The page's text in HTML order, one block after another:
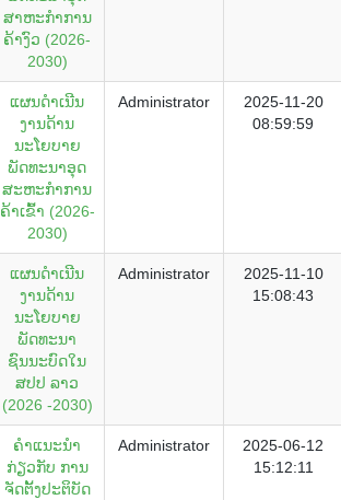
ສາຫະກໍາການ
ຄ້າງົວ (2026-
2030)
ແຜນດໍາເນີນ
ງານດ້ານ
ນະໂຍບາຍ
ພັດທະນາອຸດ
ສະຫະກໍາການ
ຄ້າເຂົ້າ (2026-
2030)
Administrator
2025-11-20
08:59:59
ແຜນດໍາເນີນ
ງານດ້ານ
ນະໂຍບາຍ
ພັດທະນາ
ຊົນນະບົດໃນ
ສປປ ລາວ
(2026 -2030)
Administrator
2025-11-10
15:08:43
ຄຳແນະນຳ
ກ່ຽວກັບ ການ
ຈັດຕັ້ງປະຕິບັດ
Administrator
2025-06-12
15:12:11